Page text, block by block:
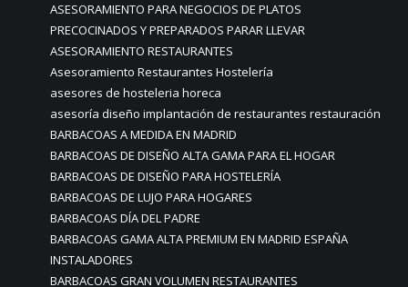
ASESORAMIENTO PARA NEGOCIOS DE PLATOS
PRECOCINADOS Y PREPARADOS PARAR LLEVAR
ASESORAMIENTO RESTAURANTES
Asesoramiento Restaurantes Hostelería
asesores de hosteleria horeca
asesoría diseño implantación de restaurantes restauración
BARBACOAS A MEDIDA EN MADRID
BARBACOAS DE DISEÑO ALTA GAMA PARA EL HOGAR
BARBACOAS DE DISEÑO PARA HOSTELERÍA
BARBACOAS DE LUJO PARA HOGARES
BARBACOAS DÍA DEL PADRE
BARBACOAS GAMA ALTA PREMIUM EN MADRID ESPAÑA
INSTALADORES
BARBACOAS GRAN VOLUMEN RESTAURANTES